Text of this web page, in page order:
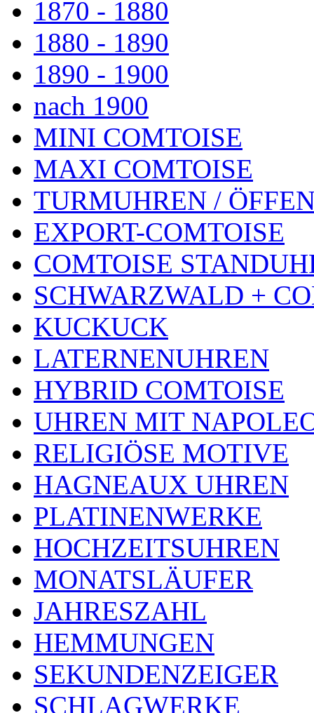
1870 - 1880
1880 - 1890
1890 - 1900
nach 1900
MINI COMTOISE
MAXI COMTOISE
TURMUHREN /
EXPORT-COMTOISE
COMTOISE
SCHWARZWALD +
KUCKUCK
LATERNENUHREN
HYBRID COMTOISE
UHREN MIT
RELIGIÖSE MOTIVE
HAGNEAUX UHREN
PLATINENWERKE
HOCHZEITSUHREN
MONATSLÄUFER
JAHRESZAHL
HEMMUNGEN
SEKUNDENZEIGER
SCHLAGWERKE